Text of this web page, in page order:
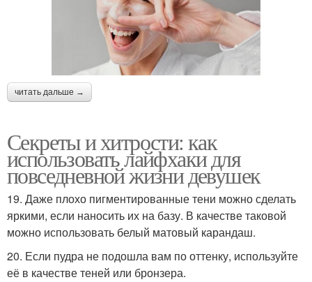
читать дальше →
Секреты и хитрости: как
использовать лайфхаки для
повседневной жизни девушек
19. Даже плохо пигментированные тени можно сделать
яркими, если наносить их на базу. В качестве таковой
можно использовать белый матовый карандаш.
20. Если пудра не подошла вам по оттенку, используйте
её в качестве теней или бронзера.